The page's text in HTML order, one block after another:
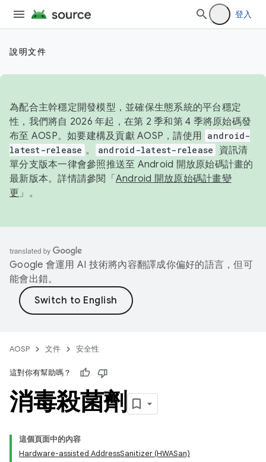
登入
說明文件
為配合主幹穩定開發模型，並確保生態系統的平台穩定
性，我們將自 2026 年起，在第 2 季和第 4 季將原始碼發
布至 AOSP。如要建構及貢獻 AOSP，請使用 android-
latest-release 。 android-latest-release
資訊清
單分支版本一律會參照推送至 Android 開放原始碼計畫的
最新版本。詳情請參閱「 Android 開放原始碼計畫變
更 」。
Google 會運用 AI 技術將內容翻譯成你偏好的語言，但可
能會出錯。
AOSP 文件 安全性
這對你有幫助嗎？
消毒殺菌劑
這個頁面中的內容
Hardware-assisted AddressSanitizer (HWASan)